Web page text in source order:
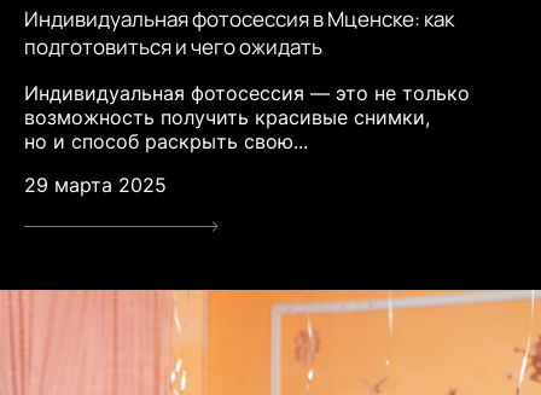
Индивидуальная фотосессия в Мценске: как
подготовиться и чего ожидать
Индивидуальная фотосессия — это не только
возможность получить красивые снимки,
но и способ раскрыть свою...
29 марта 2025